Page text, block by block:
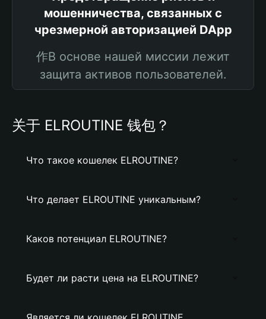
мошенничества, связанных с
чрезмерной авторизацией DApp
作В основе нашей миссии лежит
защита активов пользователей.
关于 ELROUTINE 钱包？
Что такое кошелек ELROUTINE?
Что делает ELROUTINE уникальным?
Каков потенциал ELROUTINE?
Будет ли расти цена на ELROUTINE?